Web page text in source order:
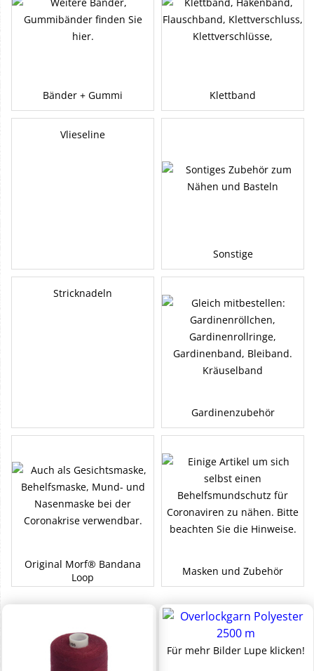
Bänder + Gummi Klettband
Vlieseline
Sonstige
Stricknadeln
Gardinenzubehör
Original Morf® Bandana
Loop
Masken und Zubehör
Für mehr Bilder Lupe klicken!